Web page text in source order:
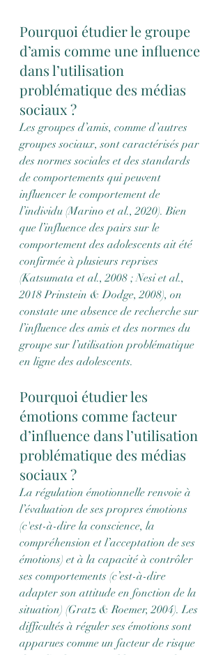
Pourquoi étudier le groupe
d’amis comme une influence
dans l’utilisation
problématique des médias
sociaux ?
Les groupes d’amis, comme d’autres
groupes sociaux, sont caractérisés par
des normes sociales et des standards
de comportements qui peuvent
influencer le comportement de
l’individu (Marino et al., 2020). Bien
que l’influence des pairs sur le
comportement des adolescents ait été
confirmée à plusieurs reprises
(Katsumata et al., 2008 ; Nesi et al.,
2018 Prinstein & Dodge, 2008), on
constate une absence de recherche sur
l’influence des amis et des normes du
groupe sur l’utilisation problématique
en ligne des adolescents.
Pourquoi étudier les
émotions comme facteur
d’influence dans l’utilisation
problématique des médias
sociaux ?
La régulation émotionnelle renvoie à
l’évaluation de ses propres émotions
(c'est-à-dire la conscience, la
compréhension et l’acceptation de ses
émotions) et à la capacité à contrôler
ses comportements (c’est-à-dire
adapter son attitude en fonction de la
situation) (Gratz & Roemer, 2004). Les
difficultés à réguler ses émotions sont
apparues comme un facteur de risque